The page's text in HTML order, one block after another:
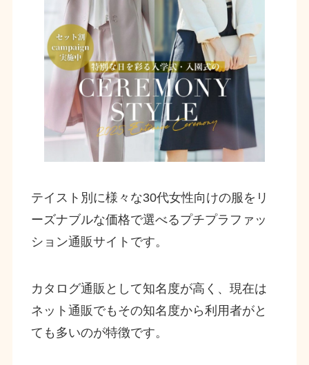
テイスト別に様々な30代女性向けの服をリ
ーズナブルな価格で選べるプチプラファッ
ション通販サイトです。
カタログ通販として知名度が高く、現在は
ネット通販でもその知名度から利用者がと
ても多いのが特徴です。